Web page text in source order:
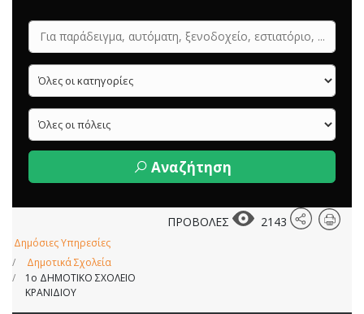
Αναζήτηση
ΠΡΟΒΟΛΕΣ 2143
Δημόσιες Υπηρεσίες
Δημοτικά Σχολεία
1ο ΔΗΜΟΤΙΚΟ ΣΧΟΛΕΙΟ
ΚΡΑΝΙΔΙΟΥ